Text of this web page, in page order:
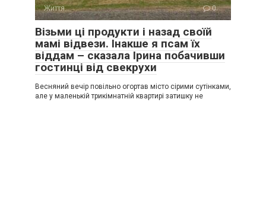
Життя 0
Візьми ці продукти і назад своїй
мамі відвези. Інакше я псам їх
віддам – сказала Ірина побачивши
гостинці від свекрухи
Весняний вечір повільно огортав місто сірими сутінками,
але у маленькій трикімнатній квартирі затишку не